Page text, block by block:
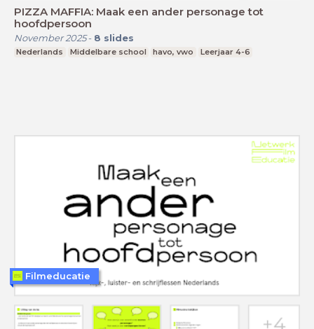
PIZZA MAFFIA: Maak een ander personage tot
hoofdpersoon
November 2025- 8 slides
Nederlands Middelbare school havo, vwo Leerjaar 4-6
Filmeducatie